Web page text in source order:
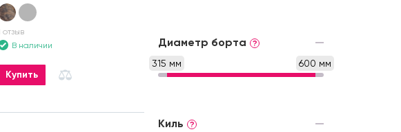
отзыв
В наличии
Купить
Диаметр борта ?
315 мм 600 мм
Киль ?